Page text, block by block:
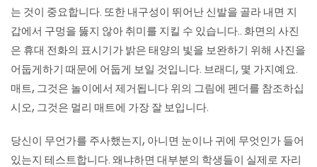
는 것이 중요합니다. 또한 내구성이 뛰어난 신발을 골라 내면 지
갑에서 구멍을 뚫지 않아 취미를 지킬 수 있습니다.. 화면의 사진
은 휴대 전화의 표시기가 밝은 태양의 빛을 보완하기 위해 사진을
어둡게하기 때문에 어둡게 보일 것입니다. 브래디, 몇 가지예요.
매트, 그것은 놀이에서 제거됩니다 위의 그림에 펜더를 참조하십
시오, 그것은 멀리 매트에 가장 잘 보입니다.
당신이 무언가를 주사했는지, 아니면 눈이나 귀에 무엇인가 들어
있는지 테스트합니다. 왜냐하면 대부분의 학생들이 실제로 자리